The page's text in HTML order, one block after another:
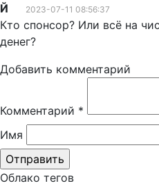
Й
2023-07-11 08:56:37
Кто спонсор? Или всё на
денег?
Добавить комментарий
Комментарий *
Имя
Облако тегов